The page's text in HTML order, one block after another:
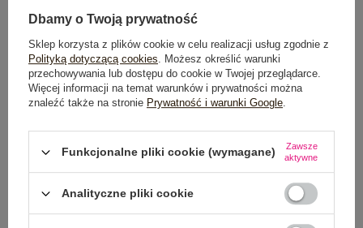
One size
DODAJ DO KOSZYKA
Możesz kupić także poprzez:
Do darmowej dostawy brakuje 200,00 zł
Dbamy o Twoją prywatność
Sklep korzysta z plików cookie w celu realizacji usług zgodnie z
Polityką dotyczącą cookies. Możesz określić warunki
przechowywania lub dostępu do cookie w Twojej przeglądarce.
Więcej informacji na temat warunków i prywatności można
znaleźć także na stronie Prywatność i warunki Google.
Funkcjonalne pliki cookie (wymagane)
Zawsze
aktywne
Analityczne pliki cookie